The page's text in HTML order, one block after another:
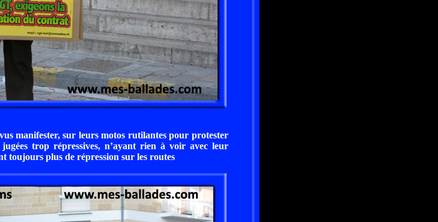
manifester, sur leurs motos rutilantes pour protester
jugées trop répressives, n’ayant rien à voir avec leur
toujours plus de répression sur les routes